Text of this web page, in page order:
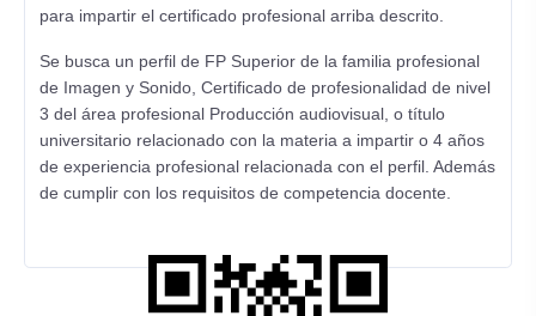
para impartir el certificado profesional arriba descrito.
Se busca un perfil de FP Superior de la familia profesional
de Imagen y Sonido, Certificado de profesionalidad de nivel
3 del área profesional Producción audiovisual, o título
universitario relacionado con la materia a impartir o 4 años
de experiencia profesional relacionada con el perfil. Además
de cumplir con los requisitos de competencia docente.